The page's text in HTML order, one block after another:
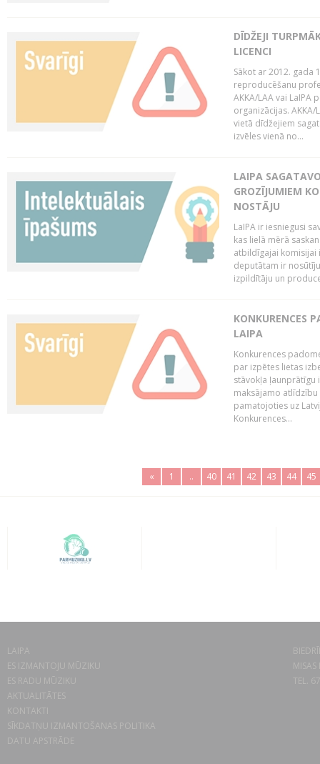
DĪDŽEJI
LICENCI
Sākot ar 2012. gada
reproducēšanu
AKKA/LAA vai LaIPA
organizācijas.
vietā dīdžejiem
izvēles vienā no...
LAIPA
GROZĪJUMIEM
NOSTĀJU
LaIPA ir iesniegusi
kas lielā mērā
atbildīgajai komisijai
deputātam ir
izpildītāju un
KONKURENCES
LAIPA
Konkurences
par izpētes lietas
stāvokļa ļaunprātīgu
maksājamo
pamatojoties uz
Konkurences...
« 1 .. 40 41 42 43 44 45
LAIPA
ES IZMANTOJU MŪZIKU
ES RADU MŪZIKU
AKTUALITĀTES
KONTAKTI
SĪKDATŅU IZMANTOŠANAS POLITIKA
DATU APSTRĀDE
TEL.